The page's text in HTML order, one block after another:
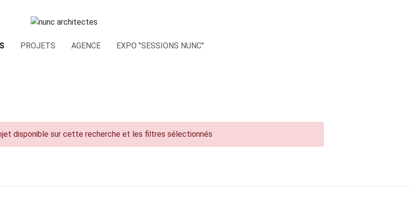
PROJETS AGENCE EXPO "SESSIONS NUNC"
disponible sur cette recherche et les filtres sélectionnés